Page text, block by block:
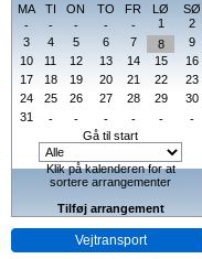
MA
TI ON TO FR LØ
SØ
-
- - - - 1
2
3
4 5 6 7 8
9
10
11 12 13 14 15
16
17
18 19 20 21 22
23
24
25 26 27 28 29
30
31
- - - - -
-
Gå til start
Klik på kalenderen for at
sortere arrangementer
Tilføj arrangement
Vejtransport